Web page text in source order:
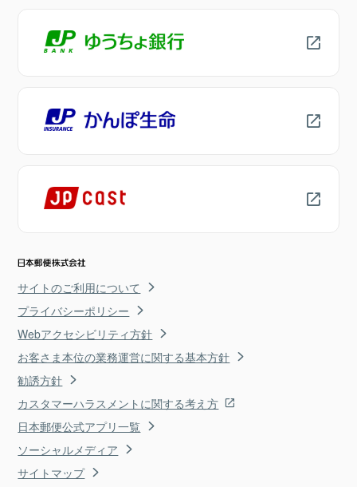
サイトのご利用について
プライバシーポリシー
Webアクセシビリティ方針
お客さま本位の業務運営に関する基本方針
勧誘方針
カスタマーハラスメントに関する考え方
日本郵便公式アプリ一覧
ソーシャルメディア
サイトマップ